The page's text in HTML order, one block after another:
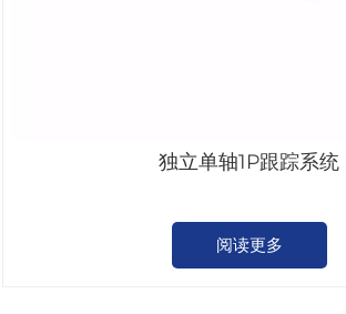
独立单轴1P跟踪系统
阅读更多